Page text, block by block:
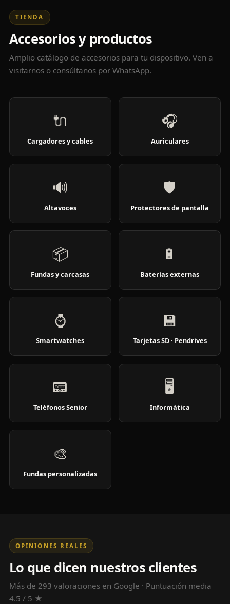
TIENDA
Accesorios y productos
Amplio catálogo de accesorios para tu dispositivo. Ven a
visitarnos o consúltanos por WhatsApp.
🔌
Cargadores y cables
🎧
Auriculares
🔊
Altavoces
🛡️
Protectores de pantalla
📦
Fundas y carcasas
🔋
Baterías externas
⌚
Smartwatches
💾
Tarjetas SD · Pendrives
📟
Teléfonos Senior
🖥️
Informática
🎨
Fundas personalizadas
OPINIONES REALES
Lo que dicen nuestros clientes
Más de 293 valoraciones en Google · Puntuación media
4.5 / 5 ★